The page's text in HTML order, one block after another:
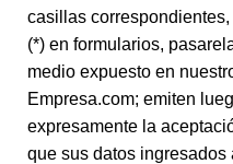
casillas
(*) en formularios,
medio expuesto en
Empresa.com; emiten
expresamente la
que sus datos